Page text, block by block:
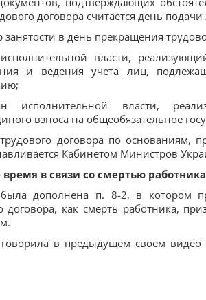
договора считается день подачи
в день прекращения
власти,
и ведения учета лиц,
исполнительной власти,
взноса на общеобязательное
договора по основаниям,
Кабинетом Министров
в связи со смертью работника
дополнена п. 8-2, в котором
договора, как смерть работника,
в предыдущем своем видео